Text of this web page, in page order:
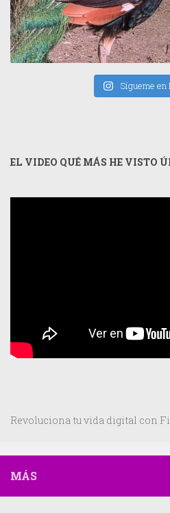
Sígueme en
EL VIDEO QUÉ MÁS HE VISTO
Revoluciona tu vida digital con
MÁS